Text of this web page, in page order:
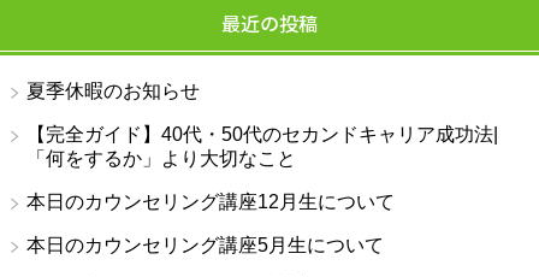
最近の投稿
夏季休暇のお知らせ
【完全ガイド】40代・50代のセカンドキャリア成功法|
「何をするか」より大切なこと
本日のカウンセリング講座12月生について
本日のカウンセリング講座5月生について